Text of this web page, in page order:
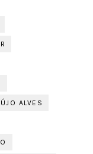
ALVES